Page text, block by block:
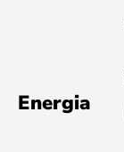
Energia